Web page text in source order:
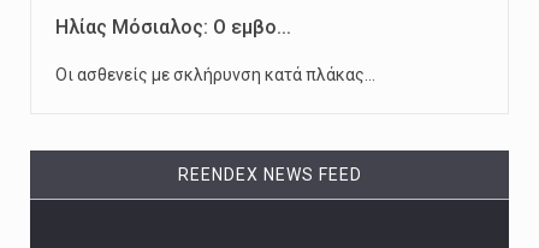
Ηλίας Μόσιαλος: Ο εμβο...
Οι ασθενείς με σκλήρυνση κατά πλάκας…
REENDEX NEWS FEED